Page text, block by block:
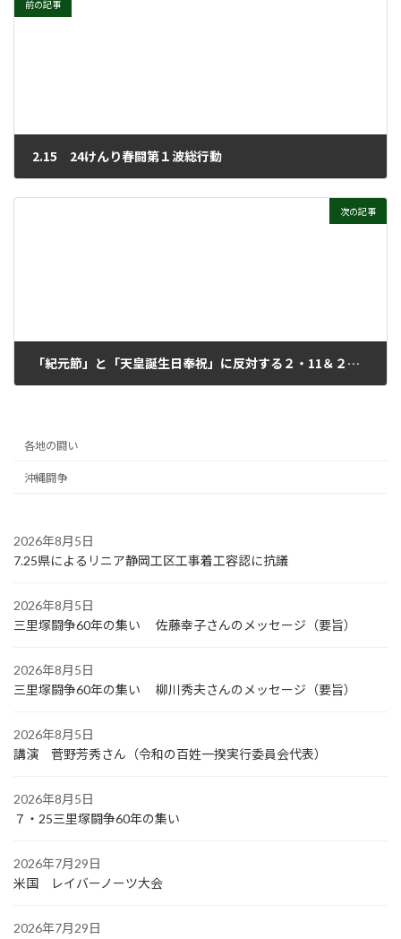
前の記事
2.15 24けんり春闘第１波総行動
次の記事
「紀元節」と「天皇誕生日奉祝」に反対する２・11＆２・22連続行動
各地の闘い
沖縄闘争
2026年8月5日
7.25県によるリニア静岡工区工事着工容認に抗議
2026年8月5日
三里塚闘争60年の集い 佐藤幸子さんのメッセージ（要旨）
2026年8月5日
三里塚闘争60年の集い 柳川秀夫さんのメッセージ（要旨）
2026年8月5日
講演 菅野芳秀さん（令和の百姓一揆実行委員会代表）
2026年8月5日
７・25三里塚闘争60年の集い
2026年7月29日
米国 レイバーノーツ大会
2026年7月29日